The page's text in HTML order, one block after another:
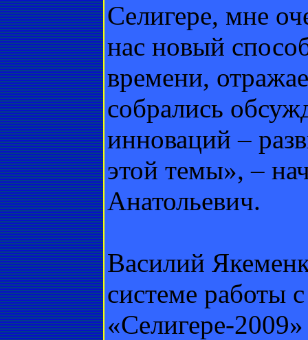
Селигере, мне
нас новый
времени,
собрались
инноваций –
этой темы», –
Анатольевич.
Василий
системе работы
«Селигере-